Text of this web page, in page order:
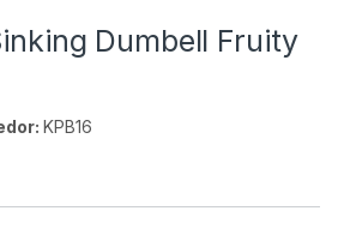
Dumbell Fruity
KPB16